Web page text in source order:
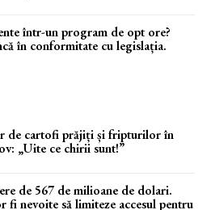
într-un program de opt ore?
în conformitate cu legislația.
de cartofi prăjiți și fripturilor în
„Uite ce chirii sunt!”
de 567 de milioane de dolari.
fi nevoite să limiteze accesul pentru